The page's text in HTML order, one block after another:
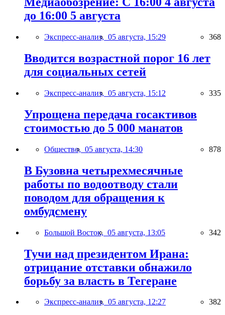
до 16:00 5 августа
Экспресс-анализ, 05 августа, 15:29 368
Вводится возрастной порог 16 лет
для социальных сетей
Экспресс-анализ, 05 августа, 15:12 335
Упрощена передача госактивов
стоимостью до 5 000 манатов
Общество, 05 августа, 14:30 878
В Бузовна четырехмесячные
работы по водоотводу стали
поводом для обращения к
омбудсмену
Большой Восток, 05 августа, 13:05 342
Тучи над президентом Ирана:
отрицание отставки обнажило
борьбу за власть в Тегеране
Экспресс-анализ, 05 августа, 12:27 382